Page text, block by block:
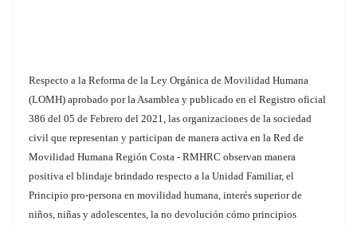
Respecto a la Reforma de la Ley Orgánica de Movilidad Humana
(LOMH) aprobado por la Asamblea y publicado en el Registro oficial
386 del 05 de Febrero del 2021, las organizaciones de la sociedad
civil que representan y participan de manera activa en la Red de
Movilidad Humana Región Costa - RMHRC observan manera
positiva el blindaje brindado respecto a la Unidad Familiar, el
Principio pro-persona en movilidad humana, interés superior de
niños, niñas y adolescentes, la no devolución cómo principios